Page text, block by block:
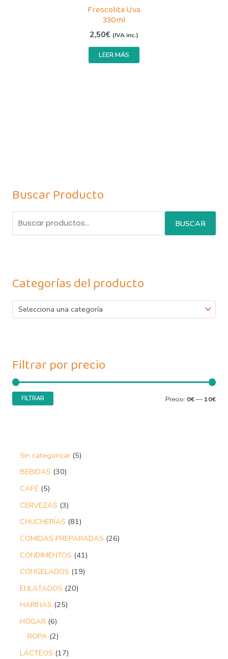
Frescolita Uva
330ml
2,50€ (IVA inc.)
LEER MÁS
Buscar Producto
BUSCAR
Categorías del producto
Selecciona una categoría
Filtrar por precio
FILTRAR Precio: 0€— 10€
Sin categorizar 5
BEBIDAS 30
CAFÉ 5
CERVEZAS 3
CHUCHERÍAS 81
COMIDAS PREPARADAS 26
CONDIMENTOS 41
CONGELADOS 19
ENLATADOS 20
HARINAS 25
HOGAR 6
ROPA 2
LÁCTEOS 17